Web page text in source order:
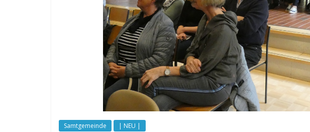
Samtgemeinde | NEU |